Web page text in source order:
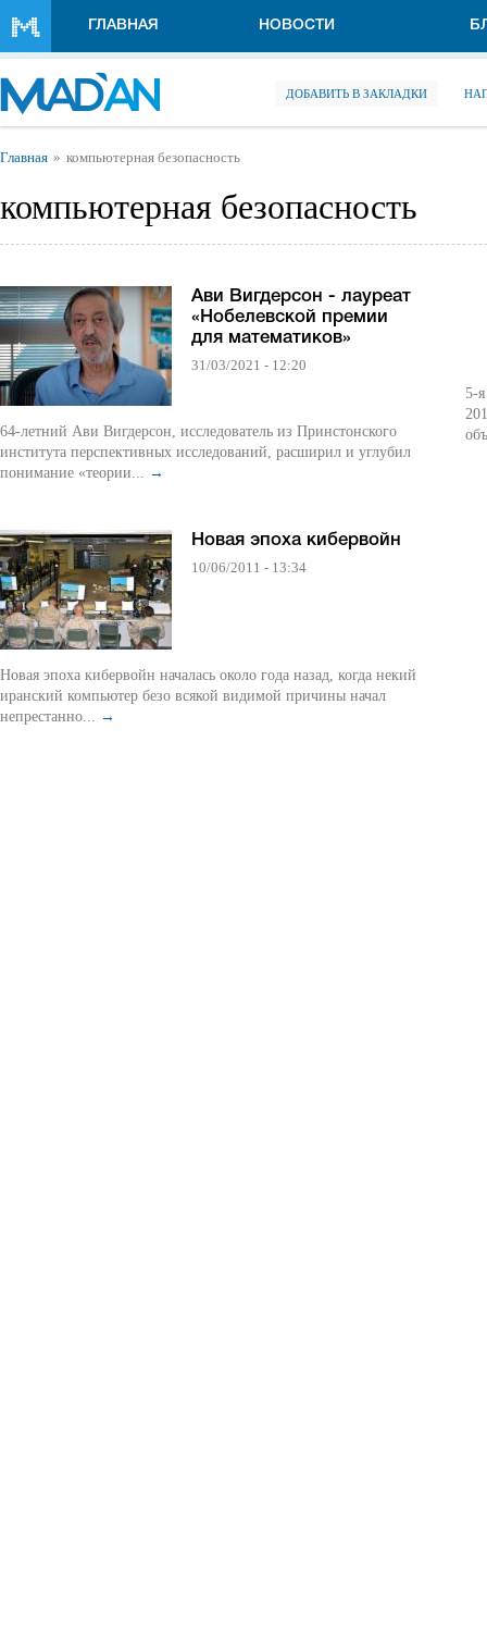
ГЛАВНАЯ НОВОСТИ
ДОБАВИТЬ В ЗАКЛАДКИ
Вы здесь
Главная компьютерная безопасность
компьютерная безопасность
Ави Вигдерсон - лауреат
«Нобелевской премии
для математиков»
31/03/2021 - 12:20
64-летний Ави Вигдерсон, исследователь из Принстонского
института перспективных исследований, расширил и углубил
понимание «теории... →
Новая эпоха кибервойн
10/06/2011 - 13:34
Новая эпоха кибервойн началась около года назад, когда некий
иранский компьютер безо всякой видимой причины начал
непрестанно... →
5-